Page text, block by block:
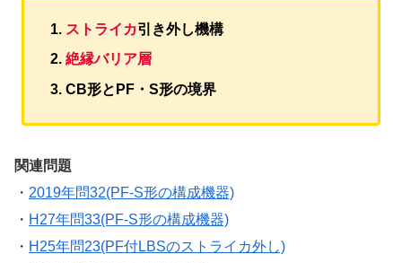
ストライカ引き外し機構
絶縁バリア層
CB形とPF・S形の境界
関連問題
・ 2019年問32(PF-S形の構成機器)
・ H27年問33(PF-S形の構成機器)
・ H25年問23(PF付LBSのストライカ外し)